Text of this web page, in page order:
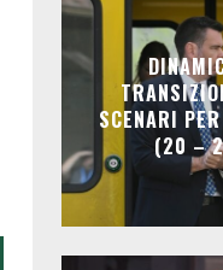
SCENARI
(20 –